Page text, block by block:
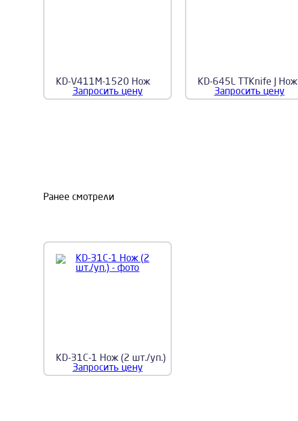
KD-V411M-1520 Нож
Запросить цену
KD-645L TTKnife J Нож
Запросить цену
Ранее смотрели
KD-31C-1 Нож (2 шт./уп.)
Запросить цену